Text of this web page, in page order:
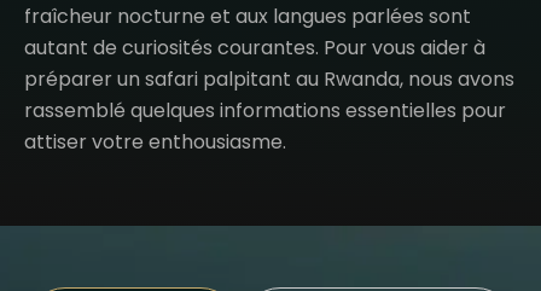
fraîcheur nocturne et aux langues parlées sont
autant de curiosités courantes. Pour vous aider à
préparer un safari palpitant au Rwanda, nous avons
rassemblé quelques informations essentielles pour
attiser votre enthousiasme.